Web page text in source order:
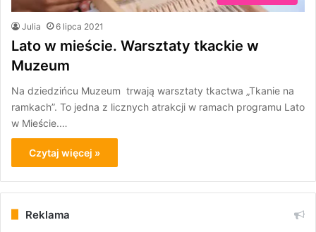
Julia 6 lipca 2021
Lato w mieście. Warsztaty tkackie w
Muzeum
Na dziedzińcu Muzeum trwają warsztaty tkactwa „Tkanie na
ramkach”. To jedna z licznych atrakcji w ramach programu Lato
w Mieście.…
Czytaj więcej »
Reklama